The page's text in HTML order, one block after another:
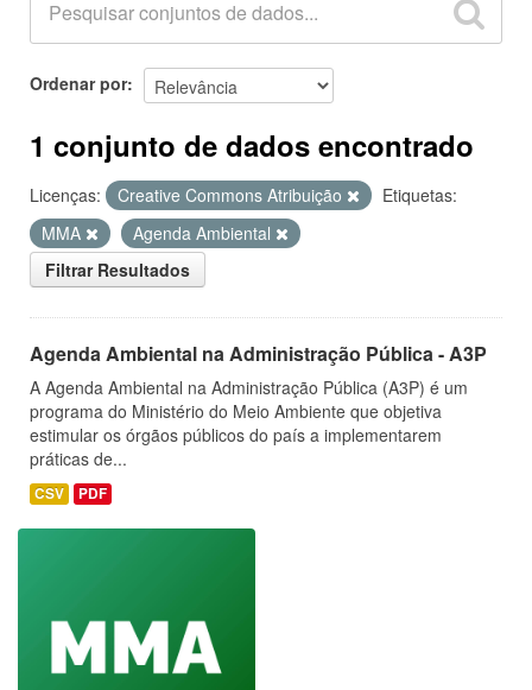
Ordenar por
1 conjunto de dados encontrado
Licenças: Creative Commons Atribuição
Etiquetas:
MMA
Agenda Ambiental
Filtrar Resultados
Agenda Ambiental na Administração Pública - A3P
A Agenda Ambiental na Administração Pública (A3P) é um
programa do Ministério do Meio Ambiente que objetiva
estimular os órgãos públicos do país a implementarem
práticas de...
CSV PDF